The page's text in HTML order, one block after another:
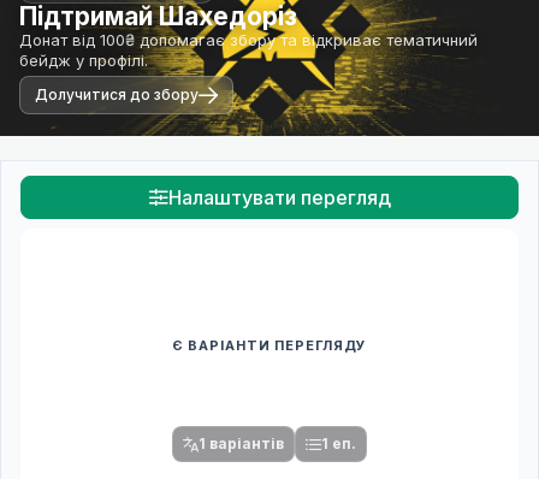
Підтримай Шахедоріз
Донат від 100₴ допомагає збору та відкриває тематичний
бейдж у профілі.
Долучитися до збору
Налаштувати перегляд
Є ВАРІАНТИ ПЕРЕГЛЯДУ
1 варіантів 1 еп.